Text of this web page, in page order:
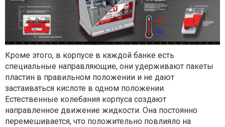
Кроме этого, в корпусе в каждой банке есть
специальные направляющие, они удерживают пакеты
пластин в правильном положении и не дают
застаиваться кислоте в одном положении.
Естественные колебания корпуса создают
направленное движение жидкости. Она постоянно
перемешивается, что положительно повлияло на